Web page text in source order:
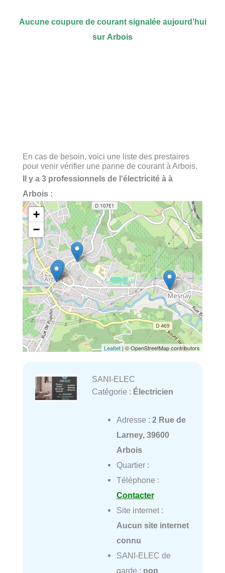
Aucune coupure de courant signalée aujourd’hui
sur Arbois
En cas de besoin, voici une liste des prestaires
pour venir vérifier une panne de courant à Arbois.
Il y a 3 professionnels de l'électricité à à
Arbois :
+
−
Leaflet | © OpenStreetMap contributors
SANI-ELEC
Catégorie : Électricien
Adresse : 2 Rue de
Larney, 39600
Arbois
Quartier :
Téléphone :
Contacter
Site internet :
Aucun site internet
connu
SANI-ELEC de
garde : non